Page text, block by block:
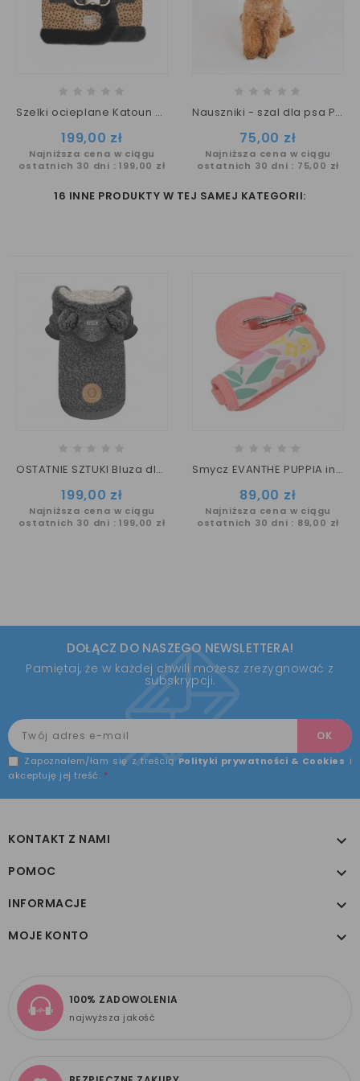
Szelki ocieplane Katoun M&P
Cena
199,00 zł
Najniższa cena w ciągu
ostatnich 30 dni : 199,00 zł
Nauszniki - szal dla psa PRANCER / Puppia
Cena
75,00 zł
Najniższa cena w ciągu
ostatnich 30 dni : 75,00 zł
16 INNE PRODUKTY W TEJ SAMEJ KATEGORII:
OSTATNIE SZTUKI Bluza dla psa MIŚ Elliot Milk&Pepper
Cena
199,00 zł
Najniższa cena w ciągu
ostatnich 30 dni : 199,00 zł
Smycz EVANTHE PUPPIA indian pink
Cena
89,00 zł
Najniższa cena w ciągu
ostatnich 30 dni : 89,00 zł
DOŁĄCZ DO NASZEGO NEWSLETTERA!
Pamiętaj, że w każdej chwili możesz zrezygnować z
subskrypcji.
Zapoznałem/łam się z treścią Polityki prywatności & Cookies i
akceptuję jej treść. *
KONTAKT Z NAMI 
POMOC 
INFORMACJE 
MOJE KONTO 
100% ZADOWOLENIA
najwyższa jakość